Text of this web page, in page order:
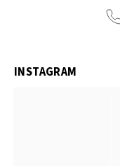
INSTAGRAM